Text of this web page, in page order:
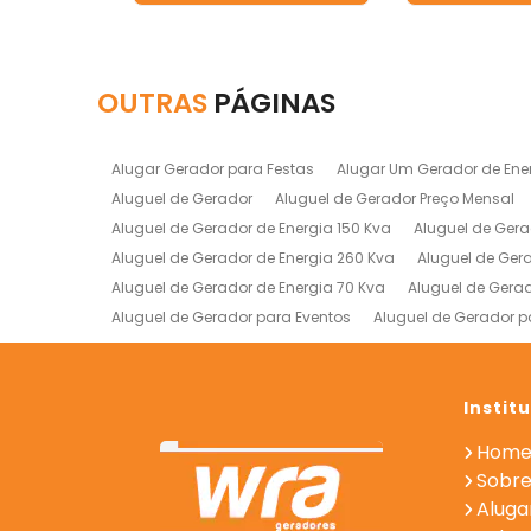
OUTRAS PÁGINAS
Alugar Gerador para Festas Alugar Um Gerador de
Aluguel de Gerador
Aluguel de Gerador Preço Mensal
Aluguel de Gerador de Energia 150 Kva
Aluguel de
Aluguel de Gerador de Energia 260 Kva
Aluguel de
Aluguel de Gerador de Energia 70 Kva
Aluguel de
Aluguel de Gerador para Eventos
Aluguel de Gerador
Empresa de Aluguel de Geradores
Empresa de
Locação Geradores de Energia
Locação de Geradores para Hospitais
Locação deHome